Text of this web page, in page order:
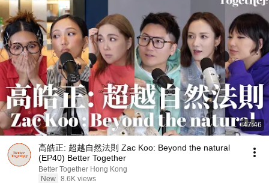
47:46
高皓正: 超越自然法則 Zac Koo: Beyond the natural
(EP40) Better Together
Better Together Hong Kong
New 8.6K views